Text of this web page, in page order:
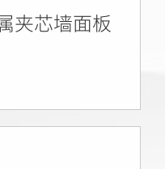
夹芯墙面板